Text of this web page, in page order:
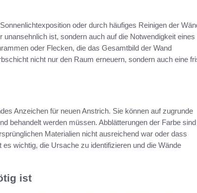
oder durch häufiges Reinigen der
ist, sondern auch auf die Notwendigkeit eines
oder Flecken, die das Gesamtbild der Wand
nicht nur den Raum erneuern, sondern auch eine
Anzeichen für neuen Anstrich. Sie können auf zugrunde
behandelt werden müssen. Abblätterungen der Farbe sind
Materialien nicht ausreichend war oder dass
wichtig, die Ursache zu identifizieren und die Wände
ist